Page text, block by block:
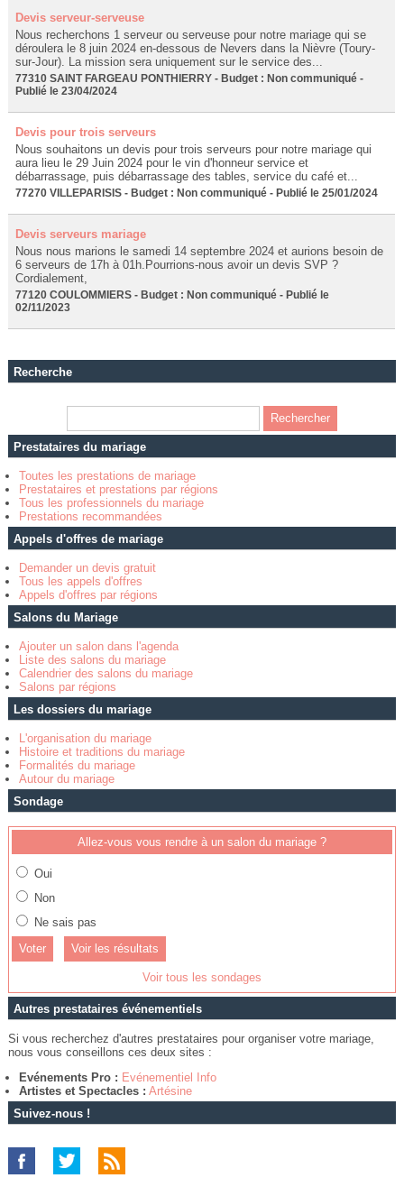
Devis serveur-serveuse
Nous recherchons 1 serveur ou serveuse pour notre mariage qui se
déroulera le 8 juin 2024 en-dessous de Nevers dans la Nièvre (Toury-
sur-Jour). La mission sera uniquement sur le service des...
77310 SAINT FARGEAU PONTHIERRY - Budget : Non communiqué -
Publié le 23/04/2024
Devis pour trois serveurs
Nous souhaitons un devis pour trois serveurs pour notre mariage qui
aura lieu le 29 Juin 2024 pour le vin d'honneur service et
débarrassage, puis débarrassage des tables, service du café et...
77270 VILLEPARISIS - Budget : Non communiqué - Publié le 25/01/2024
Devis serveurs mariage
Nous nous marions le samedi 14 septembre 2024 et aurions besoin de
6 serveurs de 17h à 01h.Pourrions-nous avoir un devis SVP ?
Cordialement,
77120 COULOMMIERS - Budget : Non communiqué - Publié le
02/11/2023
Recherche
Prestataires du mariage
Toutes les prestations de mariage
Prestataires et prestations par régions
Tous les professionnels du mariage
Prestations recommandées
Appels d'offres de mariage
Demander un devis gratuit
Tous les appels d'offres
Appels d'offres par régions
Salons du Mariage
Ajouter un salon dans l'agenda
Liste des salons du mariage
Calendrier des salons du mariage
Salons par régions
Les dossiers du mariage
L'organisation du mariage
Histoire et traditions du mariage
Formalités du mariage
Autour du mariage
Sondage
Allez-vous vous rendre à un salon du mariage ?
Oui
Non
Ne sais pas
Voir les résultats
Voir tous les sondages
Autres prestataires événementiels
Si vous recherchez d'autres prestataires pour organiser votre mariage,
nous vous conseillons ces deux sites :
Evénements Pro : Evénementiel Info
Artistes et Spectacles : Artésine
Suivez-nous !